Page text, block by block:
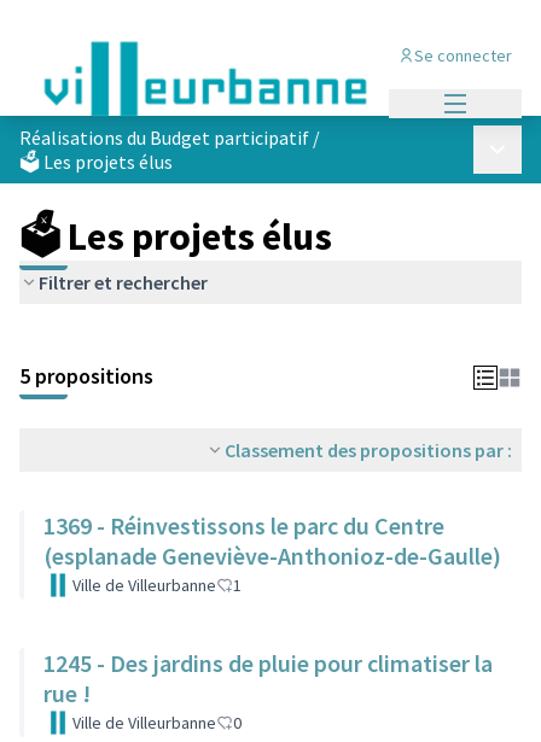
Se connecter
Réalisations du Budget participatif /
🗳️ Les projets élus
🗳️ Les projets élus
Filtrer et rechercher
+
−
5 propositions
Classement des propositions par :
1369 - Réinvestissons le parc du Centre
(esplanade Geneviève-Anthonioz-de-Gaulle)
Ville de Villeurbanne 1
1245 - Des jardins de pluie pour climatiser la
rue !
Ville de Villeurbanne 0